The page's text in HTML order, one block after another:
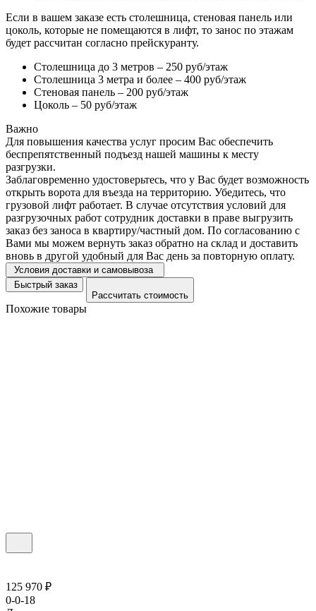
Если в вашем заказе есть столешница, стеновая панель или
цоколь, которые не помещаются в лифт, то занос по этажам
будет рассчитан согласно прейскуранту.
Столешница до 3 метров – 250 руб/этаж
Столешница 3 метра и более – 400 руб/этаж
Стеновая панель – 200 руб/этаж
Цоколь – 50 руб/этаж
Важно
Для повышения качества услуг просим Вас обеспечить
беспрепятственный подъезд нашей машины к месту
разгрузки.
Заблаговременно удостоверьтесь, что у Вас будет возможность
открыть ворота для въезда на территорию. Убедитесь, что
грузовой лифт работает. В случае отсутствия условий для
разгрузочных работ сотрудник доставки в праве выгрузить
заказ без заноса в квартиру/частный дом. По согласованию с
Вами мы можем вернуть заказ обратно на склад и доставить
вновь в другой удобный для Вас день за повторную оплату.
Условия доставки и самовывоза
Быстрый заказ
Рассчитать стоимость
Похожие товары
125 970 ₽
0-0-18